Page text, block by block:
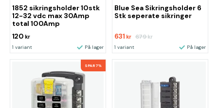
1852 sikringsholder 10stk
12-32 vdc max 30Amp
total 100Amp
120 kr
1 variant På lager
Blue Sea Sikringsholder 6
Stk seperate sikringer
631 kr 679kr
1 variant På lager
SPAR 7%